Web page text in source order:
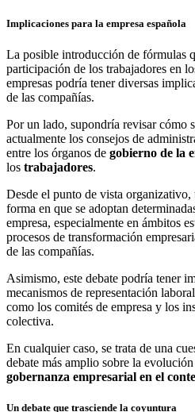
Implicaciones para la empresa española
La posible introducción de fórmulas
participación de los trabajadores en
empresas podría tener diversas
de las compañías.
Por un lado, supondría revisar cómo
actualmente los consejos de
entre los órganos de gobierno de la
los trabajadores.
Desde el punto de vista
forma en que se adoptan
empresa, especialmente en ámbitos
procesos de transformación
de las compañías.
Asimismo, este debate podría tener
mecanismos de representación
como los comités de empresa y los
colectiva.
En cualquier caso, se trata de una
debate más amplio sobre la
gobernanza empresarial en el
Un debate que trasciende la coyuntura